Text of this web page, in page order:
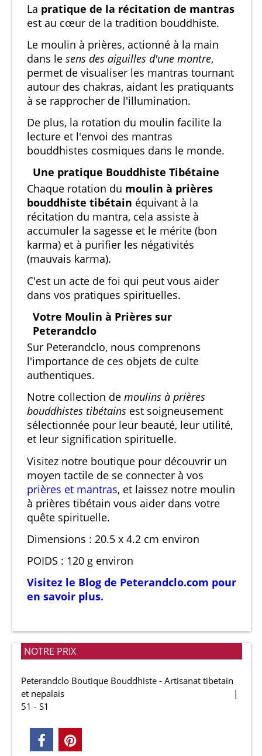
La pratique de la récitation de mantras
est au cœur de la tradition bouddhiste.
Le moulin à prières, actionné à la main
dans le sens des aiguilles d'une montre,
permet de visualiser les mantras tournant
autour des chakras, aidant les pratiquants
à se rapprocher de l'illumination.
De plus, la rotation du moulin facilite la
lecture et l'envoi des mantras
bouddhistes cosmiques dans le monde.
Une pratique Bouddhiste Tibétaine
Chaque rotation du moulin à prières
bouddhiste tibétain équivant à la
récitation du mantra, cela assiste à
accumuler la sagesse et le mérite (bon
karma) et à purifier les négativités
(mauvais karma).
C'est un acte de foi qui peut vous aider
dans vos pratiques spirituelles.
Votre Moulin à Prières sur
Peterandclo
Sur Peterandclo, nous comprenons
l'importance de ces objets de culte
authentiques.
Notre collection de moulins à prières
bouddhistes tibétains est soigneusement
sélectionnée pour leur beauté, leur utilité,
et leur signification spirituelle.
Visitez notre boutique pour découvrir un
moyen tactile de se connecter à vos
prières et mantras, et laissez notre moulin
à prières tibétain vous aider dans votre
quête spirituelle.
Dimensions : 20.5 x 4.2 cm environ
POIDS : 120 g environ
Visitez le Blog de Peterandclo.com pour
en savoir plus.
NOTRE PRIX
Peterandclo Boutique Bouddhiste - Artisanat tibetain
et nepalais
51 - S1